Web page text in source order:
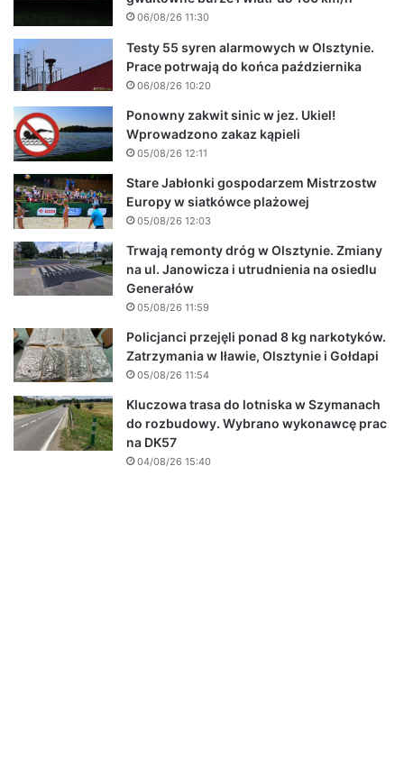
06/08/26 11:30
Testy 55 syren alarmowych w Olsztynie.
Prace potrwają do końca października
06/08/26 10:20
Ponowny zakwit sinic w jez. Ukiel!
Wprowadzono zakaz kąpieli
05/08/26 12:11
Stare Jabłonki gospodarzem Mistrzostw
Europy w siatkówce plażowej
05/08/26 12:03
Trwają remonty dróg w Olsztynie. Zmiany
na ul. Janowicza i utrudnienia na osiedlu
Generałów
05/08/26 11:59
Policjanci przejęli ponad 8 kg narkotyków.
Zatrzymania w Iławie, Olsztynie i Gołdapi
05/08/26 11:54
Kluczowa trasa do lotniska w Szymanach
do rozbudowy. Wybrano wykonawcę prac
na DK57
04/08/26 15:40